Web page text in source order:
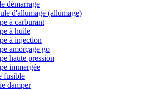
démarrage
d'allumage (allumage)
à carburant
à huile
à injection
amorçage go
haute pression
immergée
fusible
damper